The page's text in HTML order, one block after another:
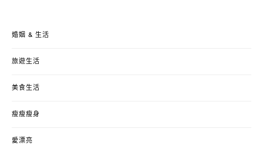
婚姻 & 生活
旅遊生活
美食生活
瘦瘦瘦身
愛漂亮